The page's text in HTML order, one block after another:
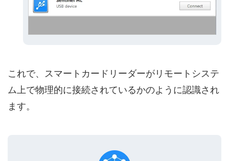
これで、スマートカードリーダーがリモートシステ
ム上で物理的に接続されているかのように認識され
ます。